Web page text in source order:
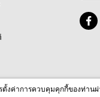
Limited
ตั้งค่าการควบคุมคุกกี้ของท่าน